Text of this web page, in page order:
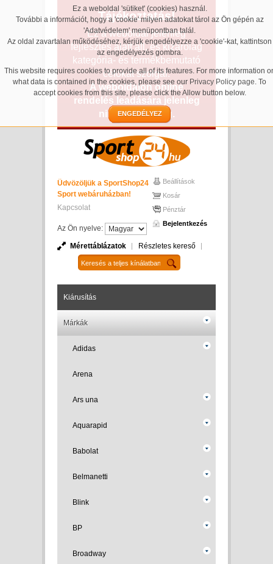
Ez a weboldal 'sütiket' (cookies) használ.
További a információt, hogy a 'cookie' milyen adatokat tárol az Ön gépén az
'Adatvédelem' menüpontban talál.
Az oldal zavartalan működéséhez, kérjük engedélyezze a 'cookie'-kat, kattintson
az engedélyezés gombra.
This website requires cookies to provide all of its features. For more information
what data is contained in the cookies, please see our Privacy Policy page. To
accept cookies from this site, please click the Allow button below.
ENGEDÉLYEZ
Tájékoztatás!
Ez a weboldal jelenleg
fejlesztés alatt áll, és kizárólag
kategória- és termékbemutató
célokat szolgál.
A weboldalon online
rendelés leadására jelenleg
nincs lehetőség.
Üdvözöljük a SportShop24
Sport webáruházban!
Kapcsolat
Az Ön nyelve:
Beállítások
Kosár
Pénztár
Bejelentkezés
Mérettáblázatok Részletes kereső
Kiárusítás
Márkák
Adidas
Arena
Ars una
Aquarapid
Babolat
Belmanetti
Blink
BP
Broadway